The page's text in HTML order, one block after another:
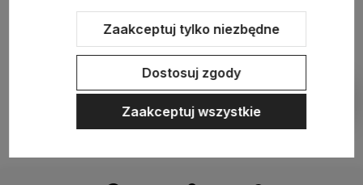
Sklep internetowy Shoper.pl Szablon Shoper Modern 3.0™
Zaakceptuj tylko niezbędne
Dostosuj zgody
Zaakceptuj wszystkie